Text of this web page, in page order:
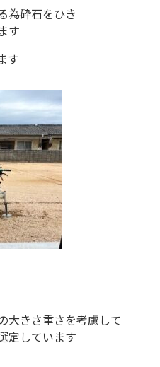
為砕石をひき
す
す
大きさ重さを考慮して
定しています